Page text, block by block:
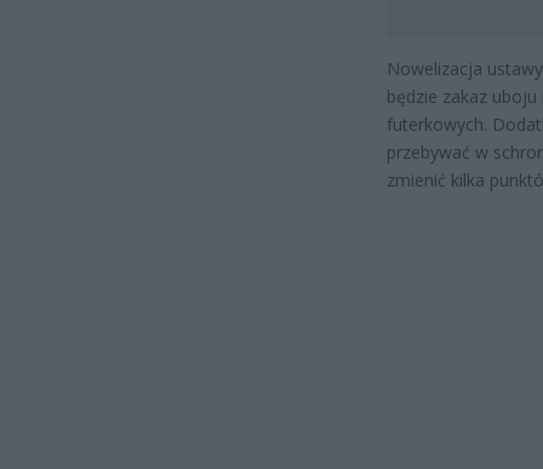
Nowelizacja
będzie zakaz
futerkowych.
przebywać w
zmienić kilka